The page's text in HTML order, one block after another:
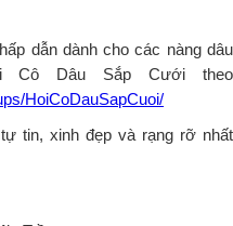
dẫn dành cho các nàng dâu
Cô Dâu Sắp Cưới theo
HoiCoDauSapCuoi/
tin, xinh đẹp và rạng rỡ nhất